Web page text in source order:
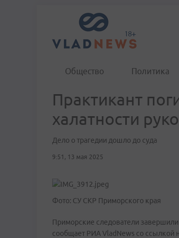
Общество Политика
Практикант
халатности
Дело о трагедии дошло до суда
9:51, 13 мая 2025
Фото: СУ СКР Приморского края
Приморские следователи
сообщает РИА VladNews со ссылкой